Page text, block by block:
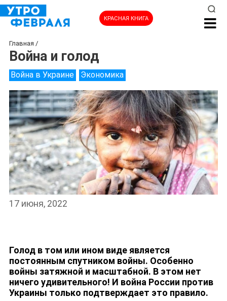
КРАСНАЯ КНИГА
Главная /
Война и голод
Война в Украине Экономика
17 июня, 2022
Голод в том или ином виде является
постоянным спутником войны. Особенно
войны затяжной и масштабной. В этом нет
ничего удивительного! И война России против
Украины только подтверждает это правило.